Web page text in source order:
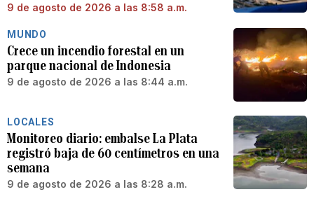
9 de agosto de 2026 a las 8:58 a.m.
MUNDO
Crece un incendio forestal en un
parque nacional de Indonesia
9 de agosto de 2026 a las 8:44 a.m.
LOCALES
Monitoreo diario: embalse La Plata
registró baja de 60 centímetros en una
semana
9 de agosto de 2026 a las 8:28 a.m.